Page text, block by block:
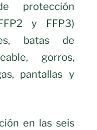
protección
y FFP3)
batas de
gorros,
pantallas y
en las seis